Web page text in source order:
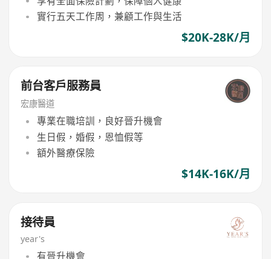
實行五天工作周，兼顧工作與生活
$20K-28K/月
前台客戶服務員
宏康醫道
專業在職培訓，良好晉升機會
生日假，婚假，恩恤假等
額外醫療保險
$14K-16K/月
接待員
year's
有晉升機會